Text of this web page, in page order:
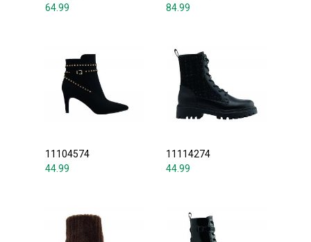
64.99
84.99
11104574
44.99
11114274
44.99